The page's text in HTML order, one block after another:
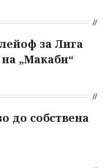
за Лига
„Макаби“
до собствена